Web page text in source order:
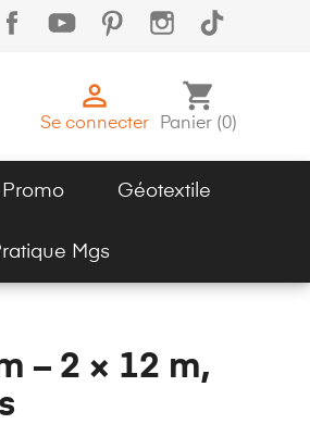

Se connecter
shopping_cart
Panier (0)
Promo Géotextile
Mgs
– 2 × 12 m,